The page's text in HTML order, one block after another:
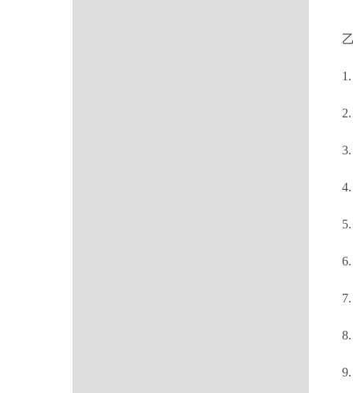
1.
2.
3.
4.
5.
6.
7.
8.
9.